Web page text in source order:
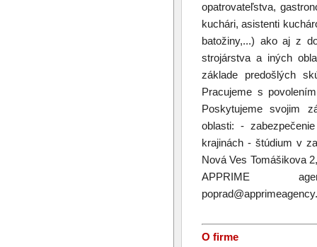
opatrovateľstva,
kuchári, asistenti
batožiny,...) ako aj z
strojárstva a iných
základe predošlých
Pracujeme s
Poskytujeme svojim
oblasti: -
krajinách - štúdium v
Nová Ves Tomášikova
APPRIME
O firme